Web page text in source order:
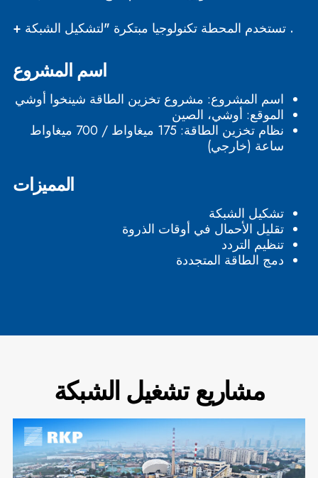
. تستخدم المحطة تكنولوجيا مبتكرة "لتشكيل الشبكة +
يضمن تشغيلاً آمناً ومستقراً للنظام الكهربائي
اسم المشروع
اسم المشروع: مشروع تخزين الطاقة شينخوا أوشي
الموقع: أوشي، الصين
نظام تخزين الطاقة: 175 ميغاواط / 700 ميغاواط
ساعة (خارجي)
المميزات
تشكيل الشبكة
تقليل الأحمال في أوقات الذروة
تنظيم التردد
دمج الطاقة المتجددة
مشاريع تشغيل الشبكة